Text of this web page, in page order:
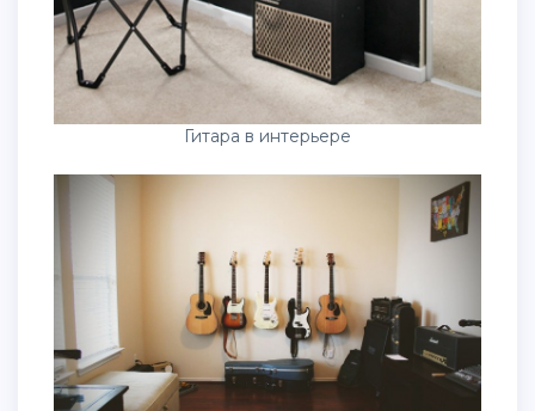
Гитара в интерьере